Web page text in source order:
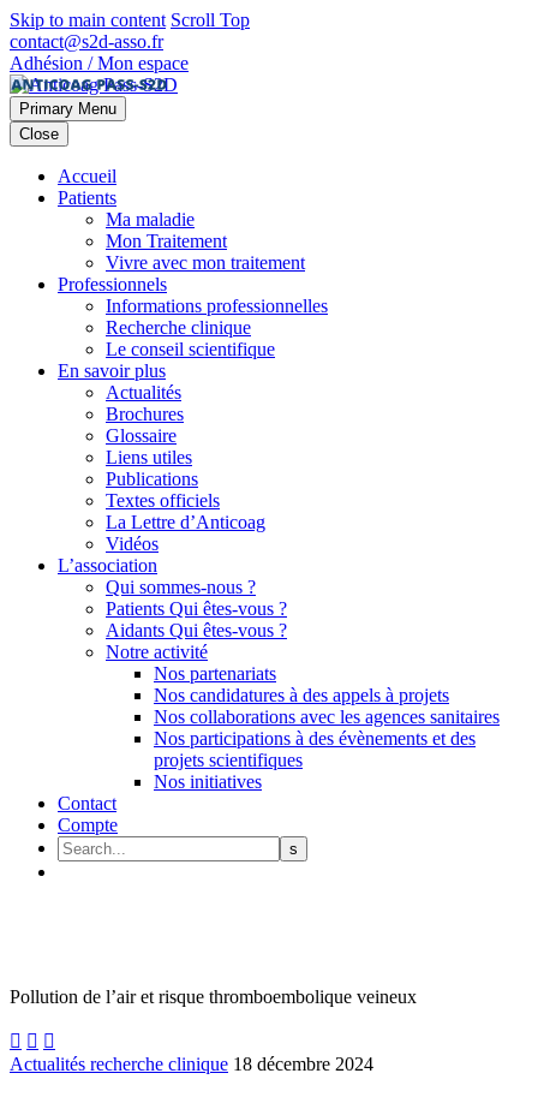
Skip to main content Scroll Top
contact@s2d-asso.fr
Adhésion / Mon espace
Primary Menu
Close
Accueil
Patients
Ma maladie
Mon Traitement
Vivre avec mon traitement
Professionnels
Informations professionnelles
Recherche clinique
Le conseil scientifique
En savoir plus
Actualités
Brochures
Glossaire
Liens utiles
Publications
Textes officiels
La Lettre d’Anticoag
Vidéos
L’association
Qui sommes-nous ?
Patients Qui êtes-vous ?
Aidants Qui êtes-vous ?
Notre activité
Nos partenariats
Nos candidatures à des appels à projets
Nos collaborations avec les agences sanitaires
Nos participations à des évènements et des
projets scientifiques
Nos initiatives
Contact
Compte
Pollution de l’air et risque thromboembolique veineux
  
Actualités recherche clinique 18 décembre 2024